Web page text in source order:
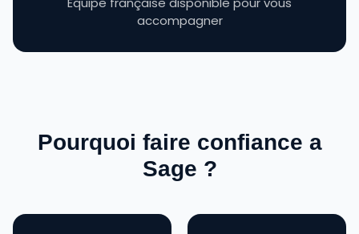
accompagner
Pourquoi faire confiance a
Sage ?